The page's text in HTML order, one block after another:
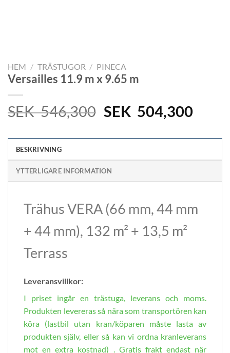
HEM / TRÄSTUGOR / PINECA
Versailles 11.9 m x 9.65 m
SEK546,300 Det
priset
SEK
546,300.
SEK 504,300Det
priset
BESKRIVNING
YTTERLIGARE INFORMATION
Trähus VERA (66 mm, 44 mm
+ 44 mm), 132 m² + 13,5 m²
Terrass
Leveransvillkor:
I priset ingår en trästuga, leverans och moms.
Produkten levereras så nära som transportören kan
köra (lastbil utan kran/köparen måste lasta av
produkten själv, eller så kan vi ordna kranleverans
mot en extra kostnad) . Gratis frakt endast när